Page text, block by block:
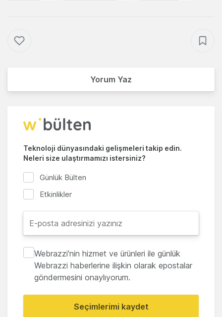
Yorum Yaz
Teknoloji dünyasındaki gelişmeleri takip edin.
Neleri size ulaştırmamızı istersiniz?
Günlük Bülten
Etkinlikler
Webrazzi'nin hizmet ve ürünleri ile günlük
Webrazzi haberlerine ilişkin olarak epostalar
göndermesini onaylıyorum.
Seçimlerimi kaydet